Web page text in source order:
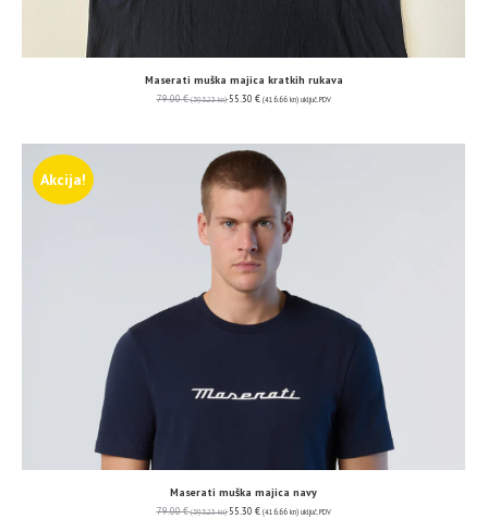
Maserati muška majica kratkih rukava
79.00€ (595.23 kn) 55.30 € (416.66 kn) uključ. PDV
Akcija!
Maserati muška majica navy
79.00€ (595.23 kn) 55.30 € (416.66 kn) uključ. PDV